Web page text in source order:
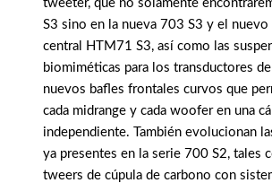
tweeter, que no solamente
S3 sino en la nueva 703 S3 y el nuevo
central HTM71 S3, así como las
biomiméticas para los transductores
nuevos bafles frontales curvos que
cada midrange y cada woofer en una
independiente. También evolucionan
ya presentes en la serie 700 S2, tales
tweers de cúpula de carbono con